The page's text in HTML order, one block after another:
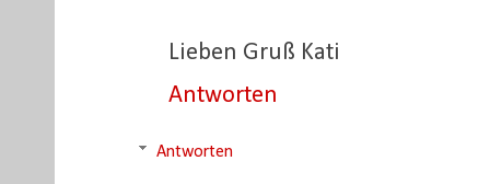
Lieben Gruß Kati
Antworten
Antworten